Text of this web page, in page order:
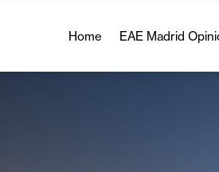
Home EAE Madrid